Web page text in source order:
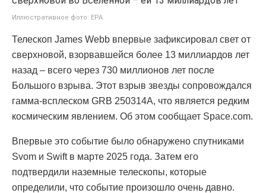
Иллюстративное фото: EPA
Телескоп James Webb впервые зафиксировал свет от
сверхновой, взорвавшейся более 13 миллиардов лет
назад – всего через 730 миллионов лет после
Большого взрыва. Этот взрыв звезды сопровождался
гамма-всплеском GRB 250314A, что является редким
космическим явлением. Об этом сообщает Space.com.
Впервые это событие было обнаружено спутниками
Svom и Swift в марте 2025 года. Затем его
подтвердили наземные телескопы, которые
определили, что событие произошло очень давно.